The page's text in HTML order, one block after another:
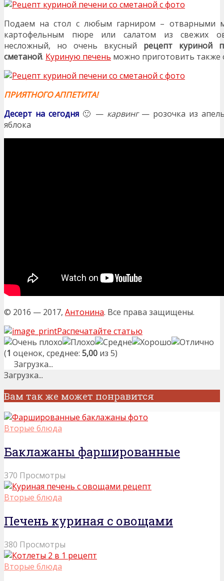
Подаем на стол с любым гарниром – отварными
картофельным пюре или салатом из свежих
несложный, но очень вкусный рецепт куриной
сметаной. Куриную печень можно приготовить также
ПРИЯТНОГО АППЕТИТА!
Десерт на сегодня🙂 — карвинг— розочка из
яблока
© 2016 — 2017, Антонина. Все права защищены.
Распечатайте статью
(1 оценок, среднее: 5,00 из 5)
Загрузка...
Загрузка...
Вам так же может понравится
Вторые блюда
Баклажаны фаршированные
370 Просмотры
Вторые блюда
Печень куриная с овощами
380 Просмотры
Вторые блюда